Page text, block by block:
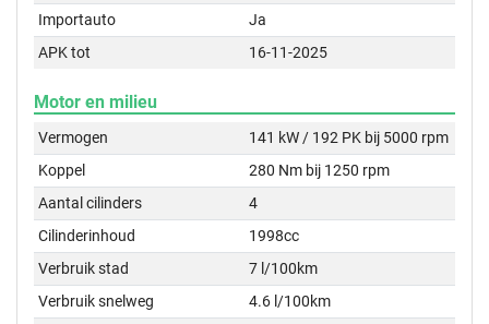
Importauto
Ja
APK tot
16-11-2025
Motor en milieu
Vermogen
141 kW / 192 PK bij 5000 rpm
Koppel
280 Nm bij 1250 rpm
Aantal cilinders
4
Cilinderinhoud
1998cc
Verbruik stad
7 l/100km
Verbruik snelweg
4.6 l/100km